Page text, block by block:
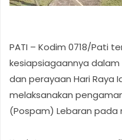
PATI – Kodim 0718/Pati
kesiapsiagaannya
dan perayaan Hari Raya
melaksanakan
(Pospam) Lebaran pada